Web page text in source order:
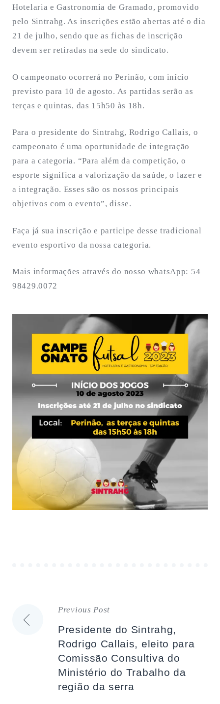
Hotelaria e Gastronomia de Gramado, promovido
pelo Sintrahg. As inscrições estão abertas até o dia
21 de julho, sendo que as fichas de inscrição
devem ser retiradas na sede do sindicato.
O campeonato ocorrerá no Perinão, com início
previsto para 10 de agosto. As partidas serão as
terças e quintas, das 15h50 às 18h.
Para o presidente do Sintrahg, Rodrigo Callais, o
campeonato é uma oportunidade de integração
para a categoria. “Para além da competição, o
esporte significa a valorização da saúde, o lazer e
a integração. Esses são os nossos principais
objetivos com o evento”, disse.
Faça já sua inscrição e participe desse tradicional
evento esportivo da nossa categoria.
Mais informações através do nosso whatsApp: 54
98429.0072
Navegação
artigos
Previous Post
Presidente do Sintrahg,
Rodrigo Callais, eleito para
Comissão Consultiva do
Ministério do Trabalho da
região da serra